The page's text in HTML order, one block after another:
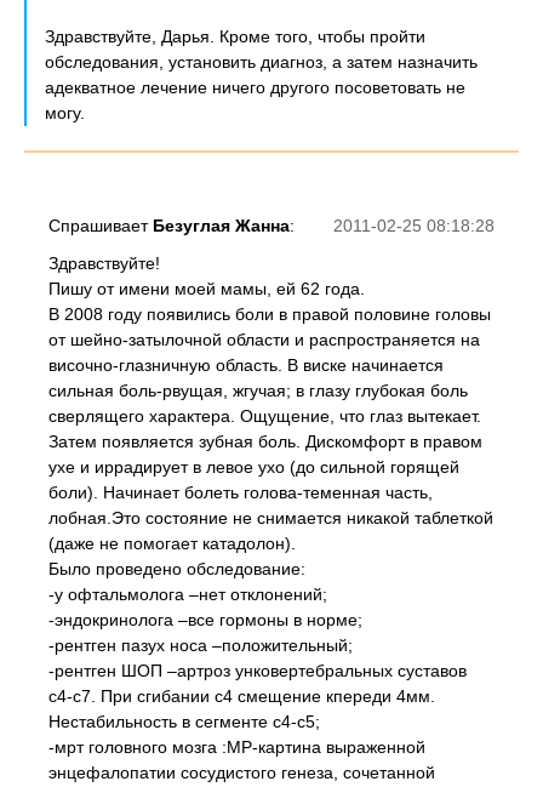
Здравствуйте, Дарья. Кроме того, чтобы пройти
обследования, установить диагноз, а затем назначить
адекватное лечение ничего другого посоветовать не
могу.
2011-02-25 08:18:28
Спрашивает Безуглая Жанна:
Здравствуйте!
Пишу от имени моей мамы, ей 62 года.
В 2008 году появились боли в правой половине головы
от шейно-затылочной области и распространяется на
височно-глазничную область. В виске начинается
сильная боль-рвущая, жгучая; в глазу глубокая боль
сверлящего характера. Ощущение, что глаз вытекает.
Затем появляется зубная боль. Дискомфорт в правом
ухе и иррадирует в левое ухо (до сильной горящей
боли). Начинает болеть голова-теменная часть,
лобная.Это состояние не снимается никакой таблеткой
(даже не помогает катадолон).
Было проведено обследование:
-у офтальмолога –нет отклонений;
-эндокринолога –все гормоны в норме;
-рентген пазух носа –положительный;
-рентген ШОП –артроз унковертебральных суставов
с4-с7. При сгибании с4 смещение кпереди 4мм.
Нестабильность в сегменте с4-с5;
-мрт головного мозга :МР-картина выраженной
энцефалопатии сосудистого генеза, сочетанной